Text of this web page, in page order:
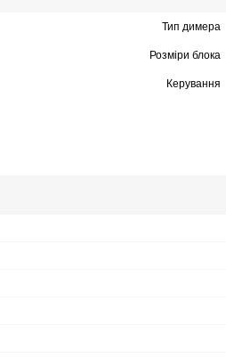
Тип димера
Розміри блока
Керування